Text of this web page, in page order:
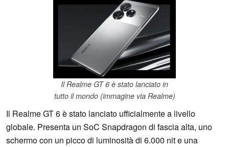
Il Realme GT 6 è stato lanciato in
tutto il mondo (immagine via Realme)
Il Realme GT 6 è stato lanciato ufficialmente a livello
globale. Presenta un SoC Snapdragon di fascia alta, uno
schermo con un picco di luminosità di 6.000 nit e una